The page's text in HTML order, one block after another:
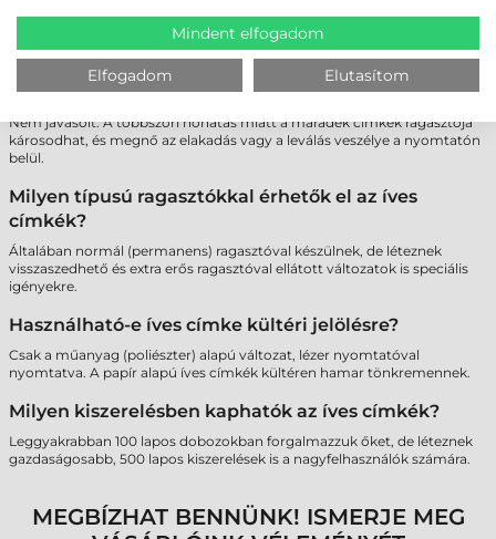
a papír akadálymentes haladását.
Lehet-e többször átküldeni ugyanazt a lapot a
nyomtatón, ha nem használtam fel minden címkét?
Nem javasolt. A többszöri hőhatás miatt a maradék címkék ragasztója
károsodhat, és megnő az elakadás vagy a leválás veszélye a nyomtatón
belül.
Milyen típusú ragasztókkal érhetők el az íves
címkék?
Általában normál (permanens) ragasztóval készülnek, de léteznek
visszaszedhető és extra erős ragasztóval ellátott változatok is speciális
igényekre.
Használható-e íves címke kültéri jelölésre?
Csak a műanyag (poliészter) alapú változat, lézer nyomtatóval
nyomtatva. A papír alapú íves címkék kültéren hamar tönkremennek.
Milyen kiszerelésben kaphatók az íves címkék?
Leggyakrabban 100 lapos dobozokban forgalmazzuk őket, de léteznek
gazdaságosabb, 500 lapos kiszerelések is a nagyfelhasználók számára.
MEGBÍZHAT BENNÜNK! ISMERJE MEG
Mindent elfogadom
Elfogadom Elutasítom